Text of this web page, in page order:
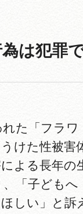
は犯罪
た「フラワ
けた性被害
よる長年の
「子どもへ
しい」と訴